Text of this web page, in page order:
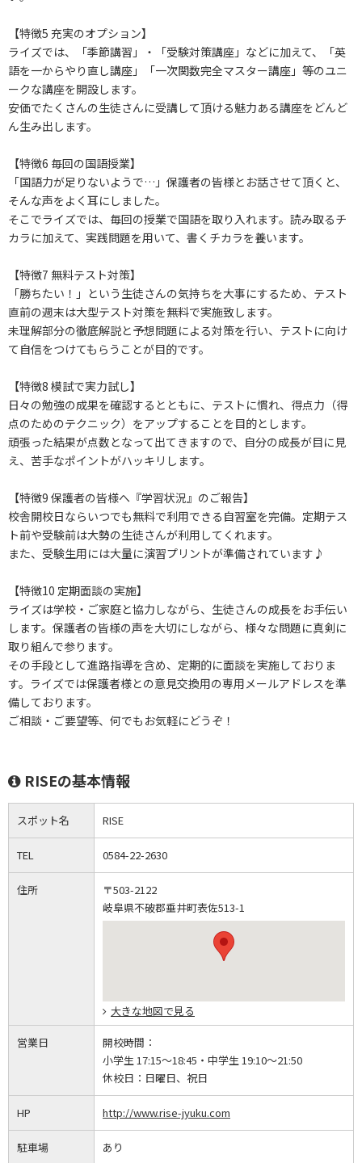
【特徴5 充実のオプション】
ライズでは、「季節講習」・「受験対策講座」などに加えて、「英
語を一からやり直し講座」「一次関数完全マスター講座」等のユニ
ークな講座を開設します。
安価でたくさんの生徒さんに受講して頂ける魅力ある講座をどんど
ん生み出します。
【特徴6 毎回の国語授業】
「国語力が足りないようで…」保護者の皆様とお話させて頂くと、
そんな声をよく耳にしました。
そこでライズでは、毎回の授業で国語を取り入れます。読み取るチ
カラに加えて、実践問題を用いて、書くチカラを養います。
【特徴7 無料テスト対策】
「勝ちたい！」という生徒さんの気持ちを大事にするため、テスト
直前の週末は大型テスト対策を無料で実施致します。
未理解部分の徹底解説と予想問題による対策を行い、テストに向け
て自信をつけてもらうことが目的です。
【特徴8 模試で実力試し】
日々の勉強の成果を確認するとともに、テストに慣れ、得点力（得
点のためのテクニック）をアップすることを目的とします。
頑張った結果が点数となって出てきますので、自分の成長が目に見
え、苦手なポイントがハッキリします。
【特徴9 保護者の皆様へ『学習状況』のご報告】
校舎開校日ならいつでも無料で利用できる自習室を完備。定期テス
ト前や受験前は大勢の生徒さんが利用してくれます。
また、受験生用には大量に演習プリントが準備されています♪
【特徴10 定期面談の実施】
ライズは学校・ご家庭と協力しながら、生徒さんの成長をお手伝い
します。保護者の皆様の声を大切にしながら、様々な問題に真剣に
取り組んで参ります。
その手段として進路指導を含め、定期的に面談を実施しておりま
す。ライズでは保護者様との意見交換用の専用メールアドレスを準
備しております。
ご相談・ご要望等、何でもお気軽にどうぞ！
RISEの基本情報
スポット名 RISE
TEL 0584-22-2630
住所
〒503-2122
岐阜県不破郡垂井町表佐513-1
大きな地図で見る
営業日
開校時間：
小学生 17:15～18:45・中学生 19:10～21:50
休校日： 日曜日、祝日
HP http://www.rise-jyuku.com
駐車場 あり